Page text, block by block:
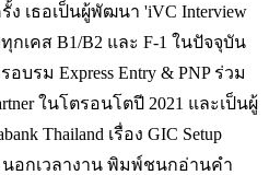
เธอเป็นผู้พัฒนา 'iVC Interview
ทุกเคส B1/B2 และ F-1 ในปัจจุบัน
บรม Express Entry & PNP ร่วม
ในโตรอนโตปี 2021 และเป็นผู้
Thailand เรื่อง GIC Setup
นอกเวลางาน พิมพ์ชนกอ่านคำ